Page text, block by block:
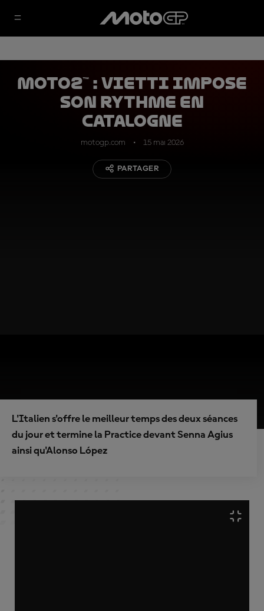
Moto2™ : Vietti impose
son rythme en
Catalogne
motogp.com 15 mai 2026
PARTAGER
L'Italien s'offre le meilleur temps des deux séances
du jour et termine la Practice devant Senna Agius
ainsi qu'Alonso López